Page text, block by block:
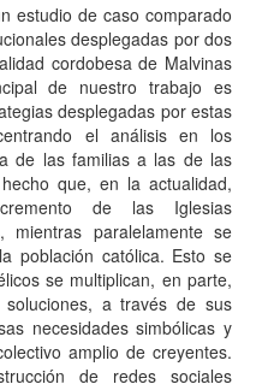
estudio de caso comparado
desplegadas por dos
cordobesa de Malvinas
de nuestro trabajo es
desplegadas por estas
el análisis en los
de las familias a las de las
que, en la actualidad,
de las Iglesias
paralelamente se
población católica. Esto se
se multiplican, en parte,
a través de sus
necesidades simbólicas y
amplio de creyentes.
de redes sociales